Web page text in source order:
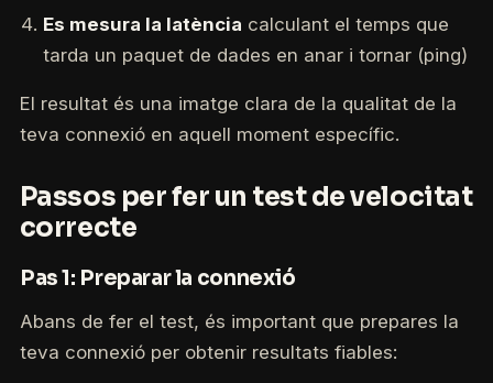
Es mesura la latència calculant el temps que
tarda un paquet de dades en anar i tornar (ping)
El resultat és una imatge clara de la qualitat de la
teva connexió en aquell moment específic.
Passos per fer un test de velocitat
correcte
Pas 1: Preparar la connexió
Abans de fer el test, és important que prepares la
teva connexió per obtenir resultats fiables: